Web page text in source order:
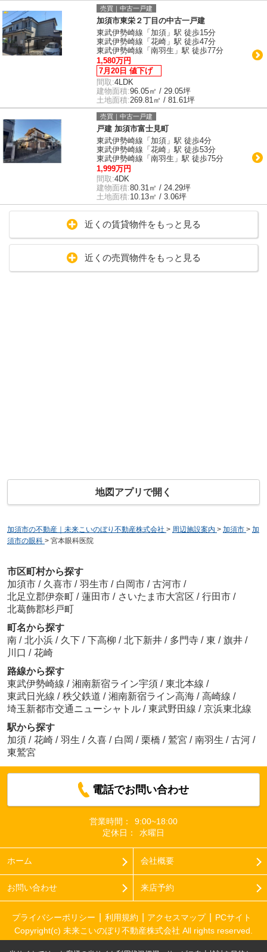
売買｜中古一戸建
加須市東栄２丁目の中古一戸建
東武伊勢崎線「加須」駅 徒歩15分
東武伊勢崎線「花崎」駅 徒歩47分
東武伊勢崎線「南羽生」駅 徒歩77分
1,580万円
7月20日 値下げ
間取:4LDK
建物面積:96.05㎡ / 29.05坪
土地面積:269.81㎡ / 81.61坪
売買｜中古一戸建
戸建 加須市富士見町
東武伊勢崎線「加須」駅 徒歩4分
東武伊勢崎線「花崎」駅 徒歩53分
東武伊勢崎線「南羽生」駅 徒歩75分
1,999万円
間取:4DK
建物面積:80.31㎡ / 24.29坪
土地面積:10.13㎡ / 3.06坪
近くの賃貸物件をもっと見る
近くの売買物件をもっと見る
地図アプリで開く
加須市の不動産｜未来こいのぼり不動産株式会社 > 周辺施設案内 > 加須市 > 加
須市の眼科 > 宮本眼科医院
市区町村から探す
加須市 / 久喜市 / 羽生市 / 白岡市 / 古河市 /
北足立郡伊奈町 / 蓮田市 / さいたま市大宮区 / 行田市 /
北葛飾郡杉戸町
町名から探す
南 / 北小浜 / 久下 / 下高柳 / 北下新井 / 多門寺 / 東 / 旗井 /
川口 / 花崎
路線から探す
東武伊勢崎線 / 湘南新宿ライン宇須 / 東北本線 /
東武日光線 / 秩父鉄道 / 湘南新宿ライン高海 / 高崎線 /
埼玉新都市交通ニューシャトル / 東武野田線 / 京浜東北線
駅から探す
加須 / 花崎 / 羽生 / 久喜 / 白岡 / 栗橋 / 鷲宮 / 南羽生 / 古河 /
東鷲宮
電話でお問い合わせ
営業時間：
9:00~18:00
定休日：
水曜日
ホーム 会社概要
お問い合わせ 来店予約
プライバシーポリシー 利用規約 アクセスマップ
PCサイト
Copyright(c) 未来こいのぼり不動産株式会社 All rights reserved.